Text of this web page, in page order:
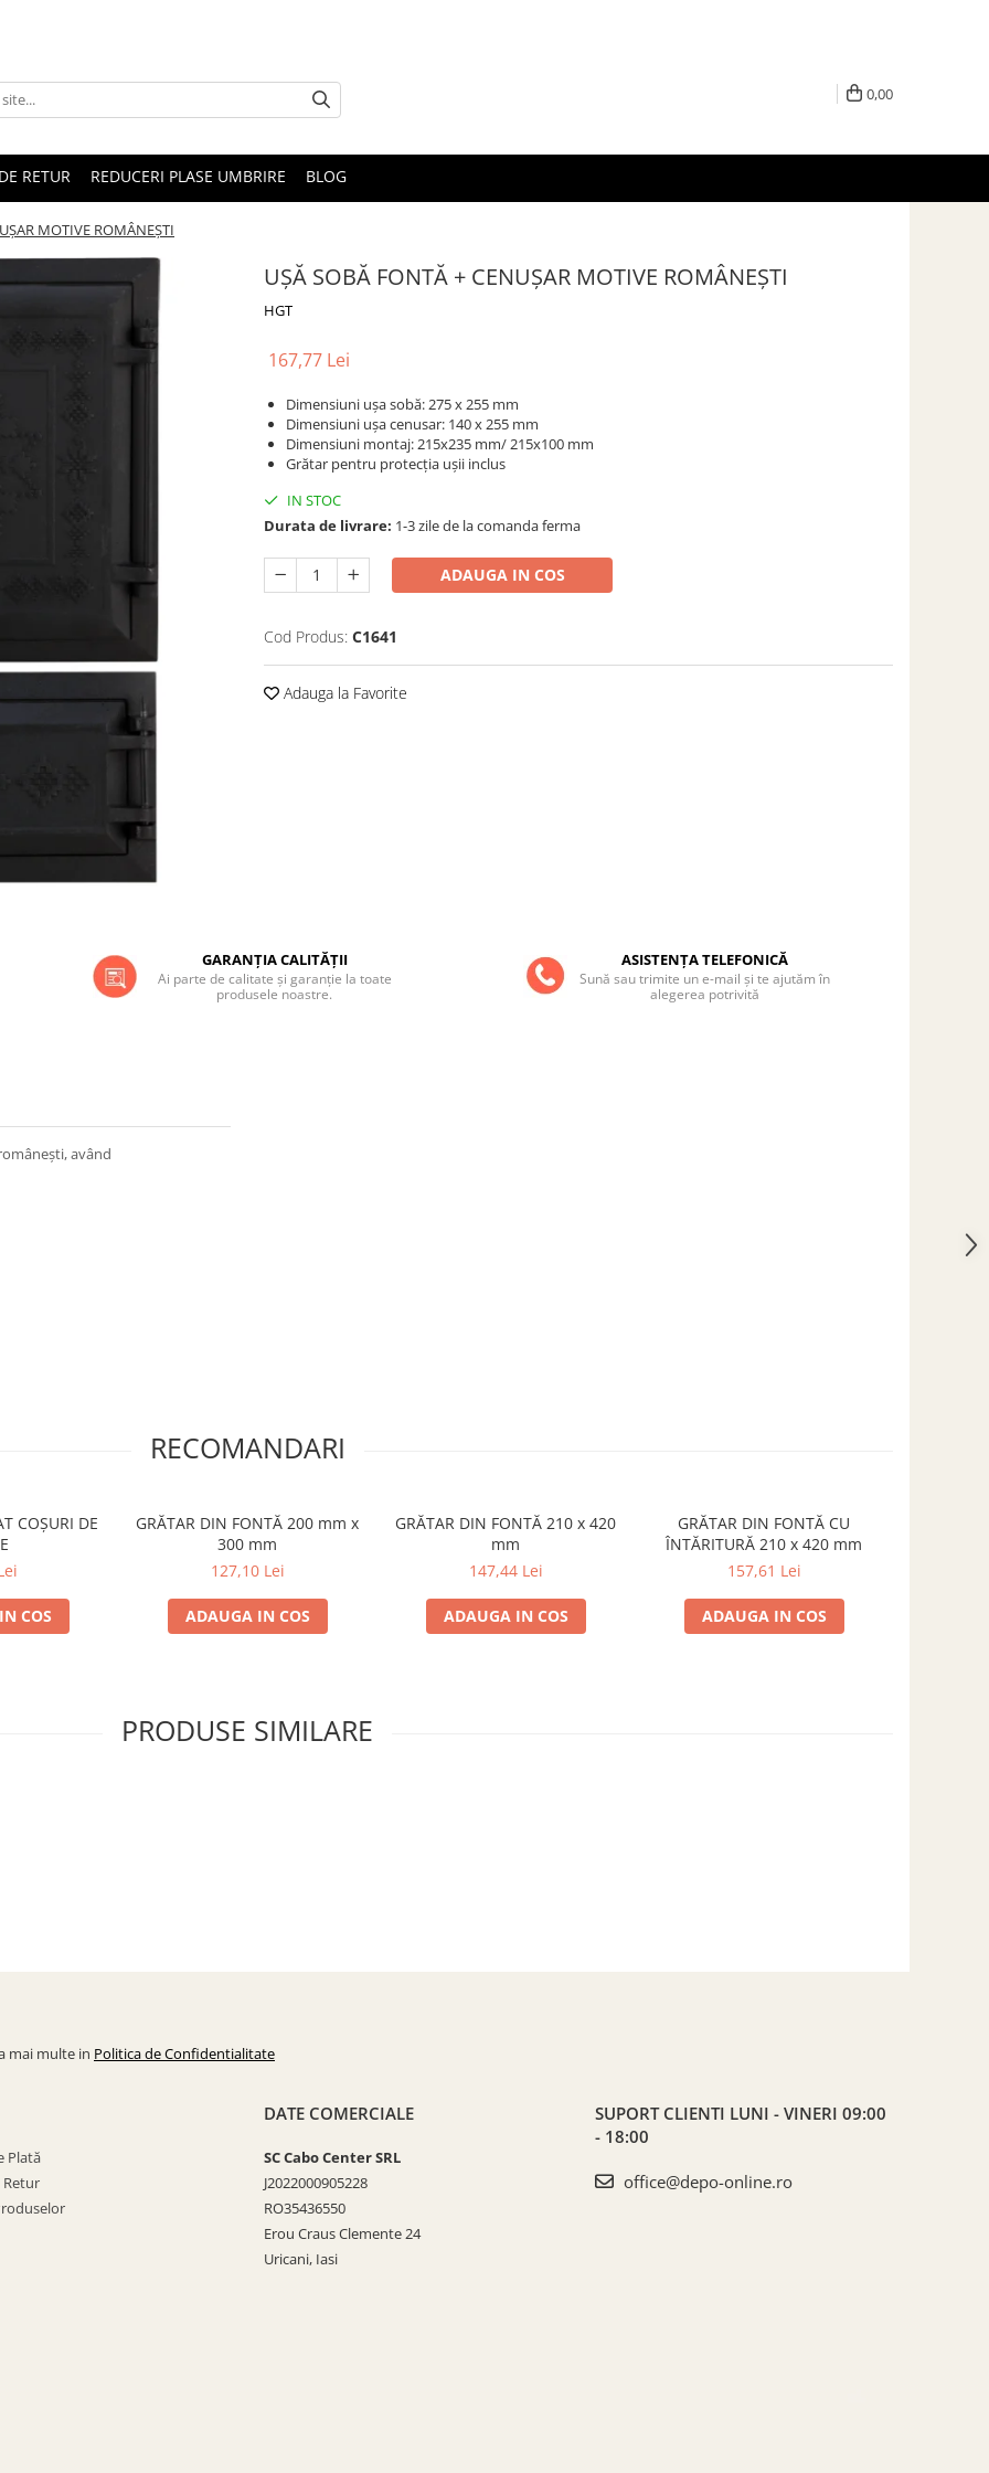
0,00
RETUR REDUCERI PLASE UMBRIRE BLOG
MOTIVE ROMÂNEȘTI
UȘĂ SOBĂ FONTĂ + CENUȘAR MOTIVE ROMÂNEȘTI
HGT
167,77 Lei
Dimensiuni ușa sobă: 275 x 255 mm
Dimensiuni ușa cenusar: 140 x 255 mm
Dimensiuni montaj: 215x235 mm/ 215x100 mm
Grătar pentru protecția ușii inclus
IN STOC
Durata de livrare: 1-3 zile de la comanda ferma
ADAUGA IN COS
Cod Produs: C1641
Adauga la Favorite
GARANȚIA CALITĂȚII
Ai parte de calitate și garanție la toate
produsele noastre.
ASISTENȚA TELEFONICĂ
Sună sau trimite un e-mail și te ajutăm în
alegerea potrivită
având
RECOMANDARI
COȘURI DE
COS
GRĂTAR DIN FONTĂ 200 mm x
300 mm
127,10 Lei
ADAUGA IN COS
GRĂTAR DIN FONTĂ 210 x 420
mm
147,44 Lei
ADAUGA IN COS
GRĂTAR DIN FONTĂ CU
ÎNTĂRITURĂ 210 x 420 mm
157,61 Lei
ADAUGA IN COS
PRODUSE SIMILARE
mai multe in Politica de Confidentialitate
Plată
Retur
DATE COMERCIALE
SC Cabo Center SRL
J2022000905228
RO35436550
Erou Craus Clemente 24
Uricani, Iasi
SUPORT CLIENTI LUNI - VINERI 09:00
- 18:00
office@depo-online.ro